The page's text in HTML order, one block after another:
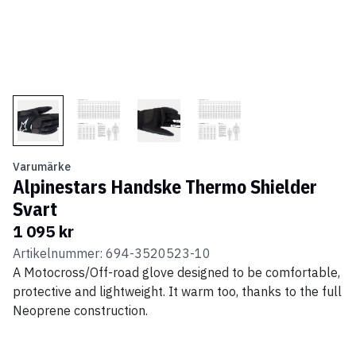
Varumärke
Alpinestars Handske Thermo Shielder
Svart
1 095 kr
Artikelnummer: 694-3520523-10
A Motocross/Off-road glove designed to be comfortable,
protective and lightweight. It warm too, thanks to the full
Neoprene construction.